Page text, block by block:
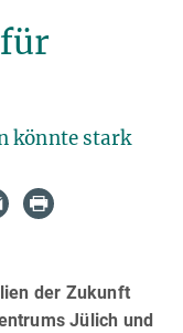
könnte stark
der Zukunft
Jülich und